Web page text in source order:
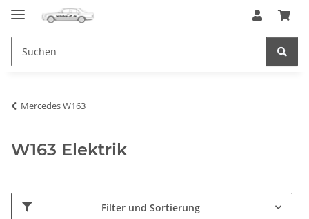
Mercedes W163
W163 Elektrik
Filter und Sortierung